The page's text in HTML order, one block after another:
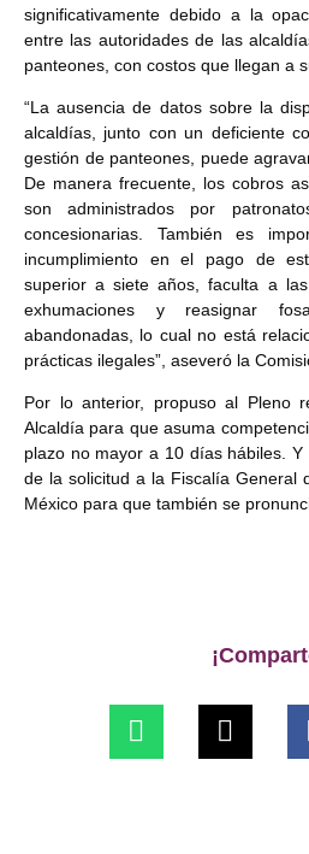
significativamente debido a la
entre las autoridades de las
panteones, con costos que llegan a
“La ausencia de datos sobre la
alcaldías, junto con un deficiente
gestión de panteones, puede
De manera frecuente, los cobros
son administrados por
concesionarias. También es
incumplimiento en el pago de
superior a siete años, faculta a
exhumaciones y reasignar
abandonadas, lo cual no está
prácticas ilegales”, aseveró la
Por lo anterior, propuso al Pleno
Alcaldía para que asuma
plazo no mayor a 10 días hábiles.
de la solicitud a la Fiscalía General
México para que también se